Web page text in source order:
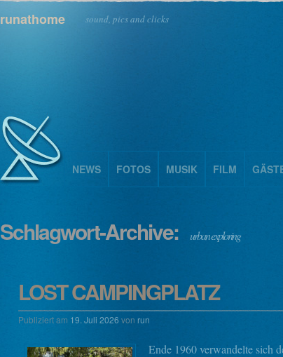
runathome sound, pics and clicks
NEWS FOTOS MUSIK FILM
Schlagwort-Archive: urban exploring
LOST CAMPINGPLATZ
Publiziert am 19. Juli 2026 von run
Ende 1960 verwandelte sich